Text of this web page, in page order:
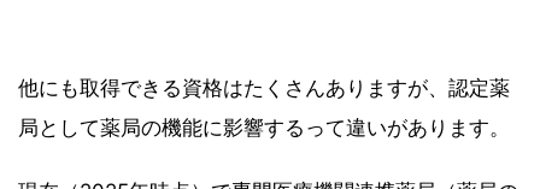
他にも取得できる資格はたくさんありますが、認定薬
局として薬局の機能に影響するって違いがあります。